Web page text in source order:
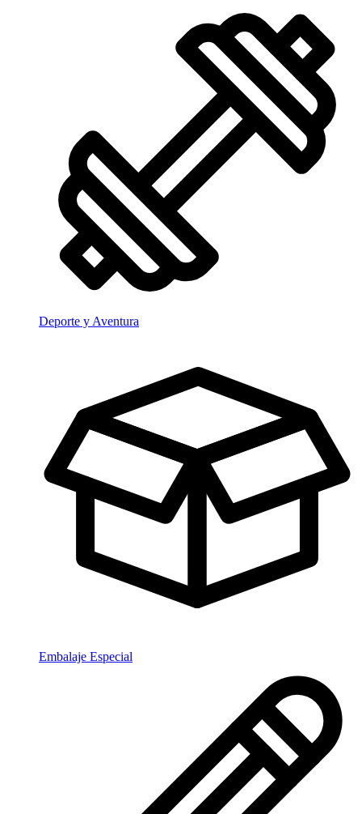
Deporte y Aventura
Embalaje Especial